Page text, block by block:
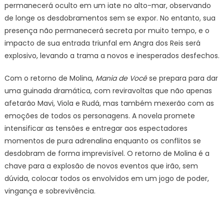
permanecerá oculto em um iate no alto-mar, observando
de longe os desdobramentos sem se expor. No entanto, sua
presença não permanecerá secreta por muito tempo, e o
impacto de sua entrada triunfal em Angra dos Reis será
explosivo, levando a trama a novos e inesperados desfechos.
Com o retorno de Molina, Mania de Vocêse prepara para dar
uma guinada dramática, com reviravoltas que não apenas
afetarão Mavi, Viola e Rudá, mas também mexerão com as
emoções de todos os personagens. A novela promete
intensificar as tensões e entregar aos espectadores
momentos de pura adrenalina enquanto os conflitos se
desdobram de forma imprevisível. O retorno de Molina é a
chave para a explosão de novos eventos que irão, sem
dúvida, colocar todos os envolvidos em um jogo de poder,
vingança e sobrevivência.